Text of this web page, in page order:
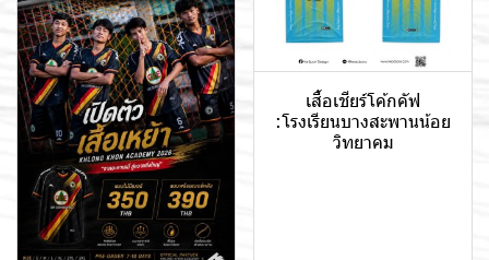
เสื้อเชียร์โค้กคัฟ
:โรงเรียนบางสะพานน้อย
วิทยาคม